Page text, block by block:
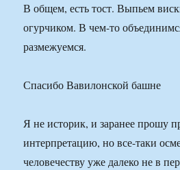
В общем, есть тост. Выпьем
огурчиком. В чем-то
размежуемся.
Спасибо Вавилонской башне
Я не историк, и заранее прошу
интерпретацию, но все-таки
человечеству уже далеко не в